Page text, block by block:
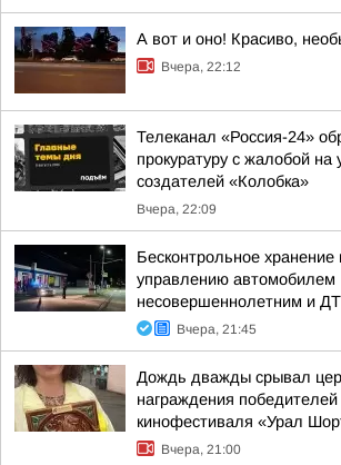
А вот и оно! Красиво,
Вчера, 22:12
Телеканал «Россия-24»
прокуратуру с жалобой на
создателей «Колобка»
Вчера, 22:09
Бесконтрольное
управлению автомобилем
несовершеннолетним и
Вчера, 21:45
Дождь дважды срывал
награждения
кинофестиваля «Урал
Вчера, 21:00